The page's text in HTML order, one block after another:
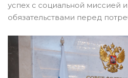
успех с социальной миссией
обязательствами перед